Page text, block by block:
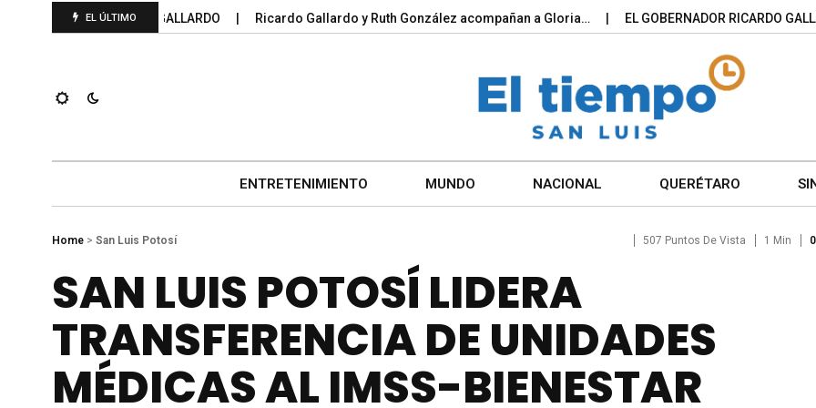
EL ÚLTIMO
FEDERALES 2025; GALLARDO Ricardo Gallardo y Ruth González acompañan a Gloria… EL GOBERNADOR RICARDO
ENTRETENIMIENTO MUNDO NACIONAL QUERÉTARO
Home > San Luis Potosí 507 Puntos De Vista 1 Min
SAN LUIS POTOSÍ LIDERA
TRANSFERENCIA DE UNIDADES
MÉDICAS AL IMSS-BIENESTAR